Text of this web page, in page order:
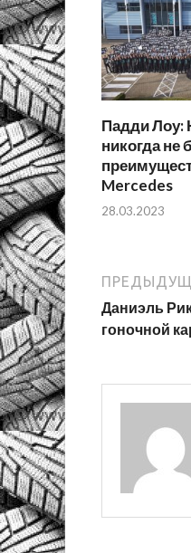
Падди Лоу:
никогда не
Mercedes
28.03.2023
Даниэль
гоночной